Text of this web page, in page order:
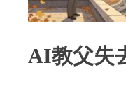
AI教父失